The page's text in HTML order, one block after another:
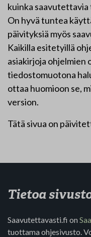
kuinka
On hyvä tuntea
päivityksiä myös
Kaikilla esitetyillä
asiakirjoja ohjelmien
tiedostomuotona
ottaa huomioon se,
version.
Tätä sivua on
Tietoa
Saavutettavasti.fi on
tuottama ohjesivusto.